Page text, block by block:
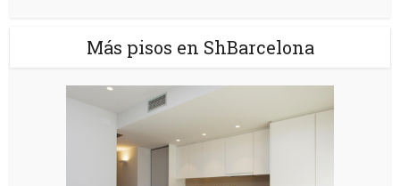
Más pisos en ShBarcelona